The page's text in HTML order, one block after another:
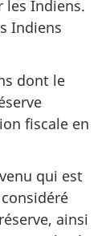
les Indiens.
Indiens
dont le
fiscale en
qui est
ainsi